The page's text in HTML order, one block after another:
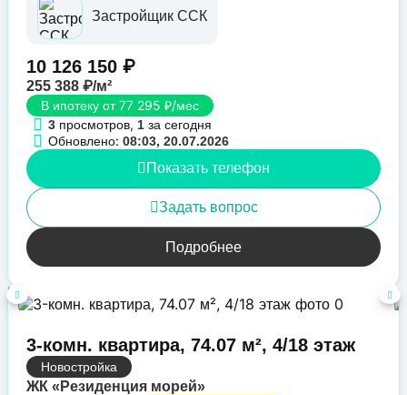
Застройщик ССК
10 126 150 ₽
255 388 ₽/м²
В ипотеку от 77 295 ₽/мес
3 просмотров, 1 за сегодня
Обновлено: 08:03, 20.07.2026
Показать телефон
Задать вопрос
Подробнее
3-комн. квартира, 74.07 м², 4/18 этаж
Новостройка
ЖК «Резиденция морей»